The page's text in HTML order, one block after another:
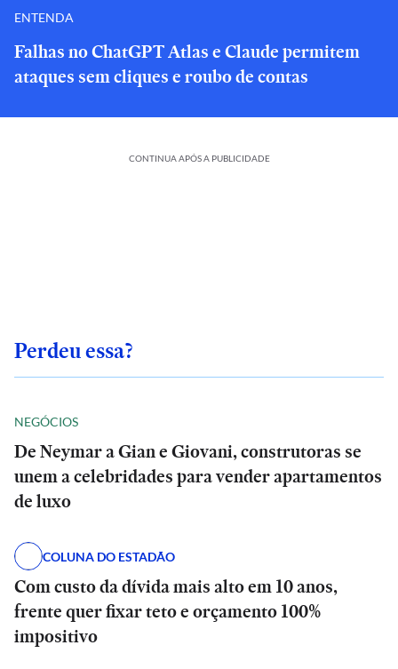
ENTENDA
Falhas no ChatGPT Atlas e Claude permitem
ataques sem cliques e roubo de contas
CONTINUA APÓS A PUBLICIDADE
Perdeu essa?
NEGÓCIOS
De Neymar a Gian e Giovani, construtoras se
unem a celebridades para vender apartamentos
de luxo
COLUNA DO ESTADÃO
Com custo da dívida mais alto em 10 anos,
frente quer fixar teto e orçamento 100%
impositivo